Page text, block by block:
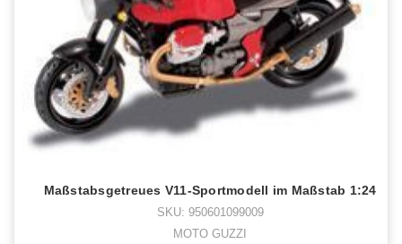
Maßstabsgetreues V11-Sportmodell im Maßstab 1:24
SKU: 950601099009
MOTO GUZZI